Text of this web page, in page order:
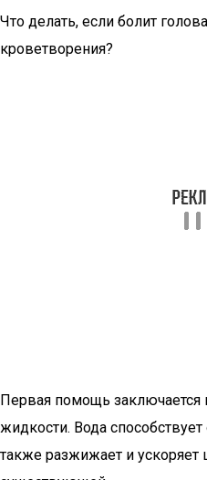
Что делать, если болит
кроветворения?
Первая помощь заключается
жидкости. Вода
также разжижает и